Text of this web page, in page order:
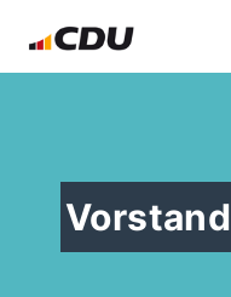
Vorstand